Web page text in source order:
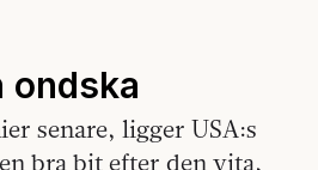
ondska
senare, ligger USA:s
bra bit efter den vita,